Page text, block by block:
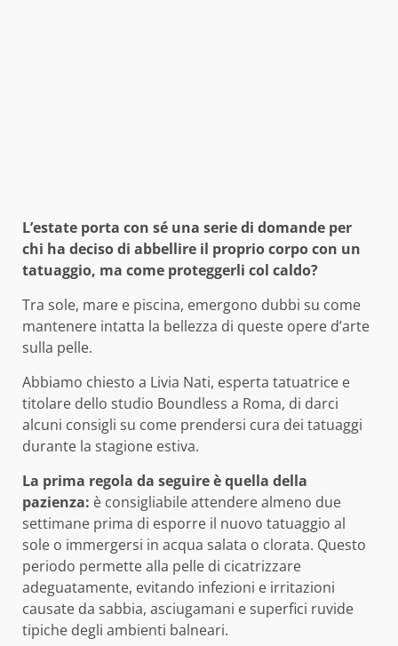
L’estate porta con sé una serie di domande per
chi ha deciso di abbellire il proprio corpo con un
tatuaggio, ma come proteggerli col caldo?
Tra sole, mare e piscina, emergono dubbi su come
mantenere intatta la bellezza di queste opere d’arte
sulla pelle.
Abbiamo chiesto a Livia Nati, esperta tatuatrice e
titolare dello studio Boundless a Roma, di darci
alcuni consigli su come prendersi cura dei tatuaggi
durante la stagione estiva.
La prima regola da seguire è quella della
pazienza: è consigliabile attendere almeno due
settimane prima di esporre il nuovo tatuaggio al
sole o immergersi in acqua salata o clorata. Questo
periodo permette alla pelle di cicatrizzare
adeguatamente, evitando infezioni e irritazioni
causate da sabbia, asciugamani e superfici ruvide
tipiche degli ambienti balneari.